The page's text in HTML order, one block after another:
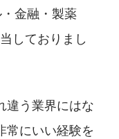
金融・製薬
しておりまし
違う業界にはな
常にいい経験を